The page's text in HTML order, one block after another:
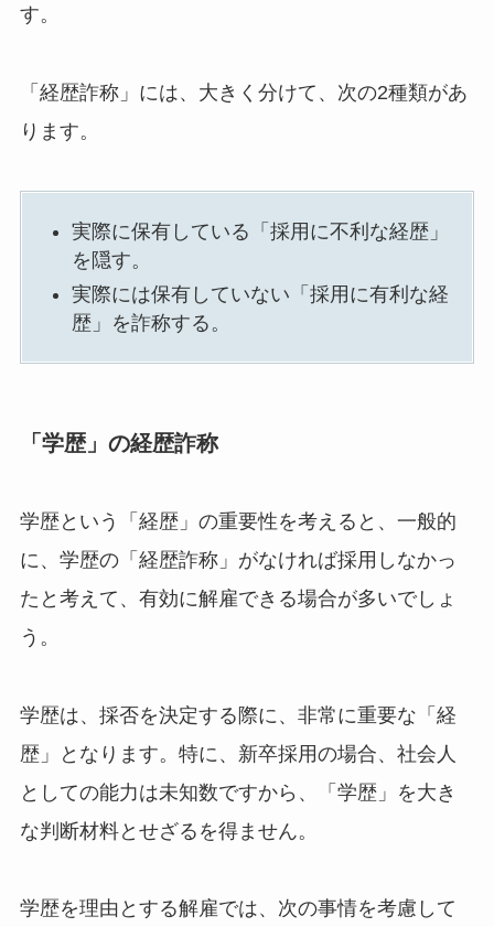
す。
「経歴詐称」には、大きく分けて、次の2種類があ
ります。
実際に保有している「採用に不利な経歴」
を隠す。
実際には保有していない「採用に有利な経
歴」を詐称する。
「学歴」の経歴詐称
学歴という「経歴」の重要性を考えると、一般的
に、学歴の「経歴詐称」がなければ採用しなかっ
たと考えて、有効に解雇できる場合が多いでしょ
う。
学歴は、採否を決定する際に、非常に重要な「経
歴」となります。特に、新卒採用の場合、社会人
としての能力は未知数ですから、「学歴」を大き
な判断材料とせざるを得ません。
学歴を理由とする解雇では、次の事情を考慮して